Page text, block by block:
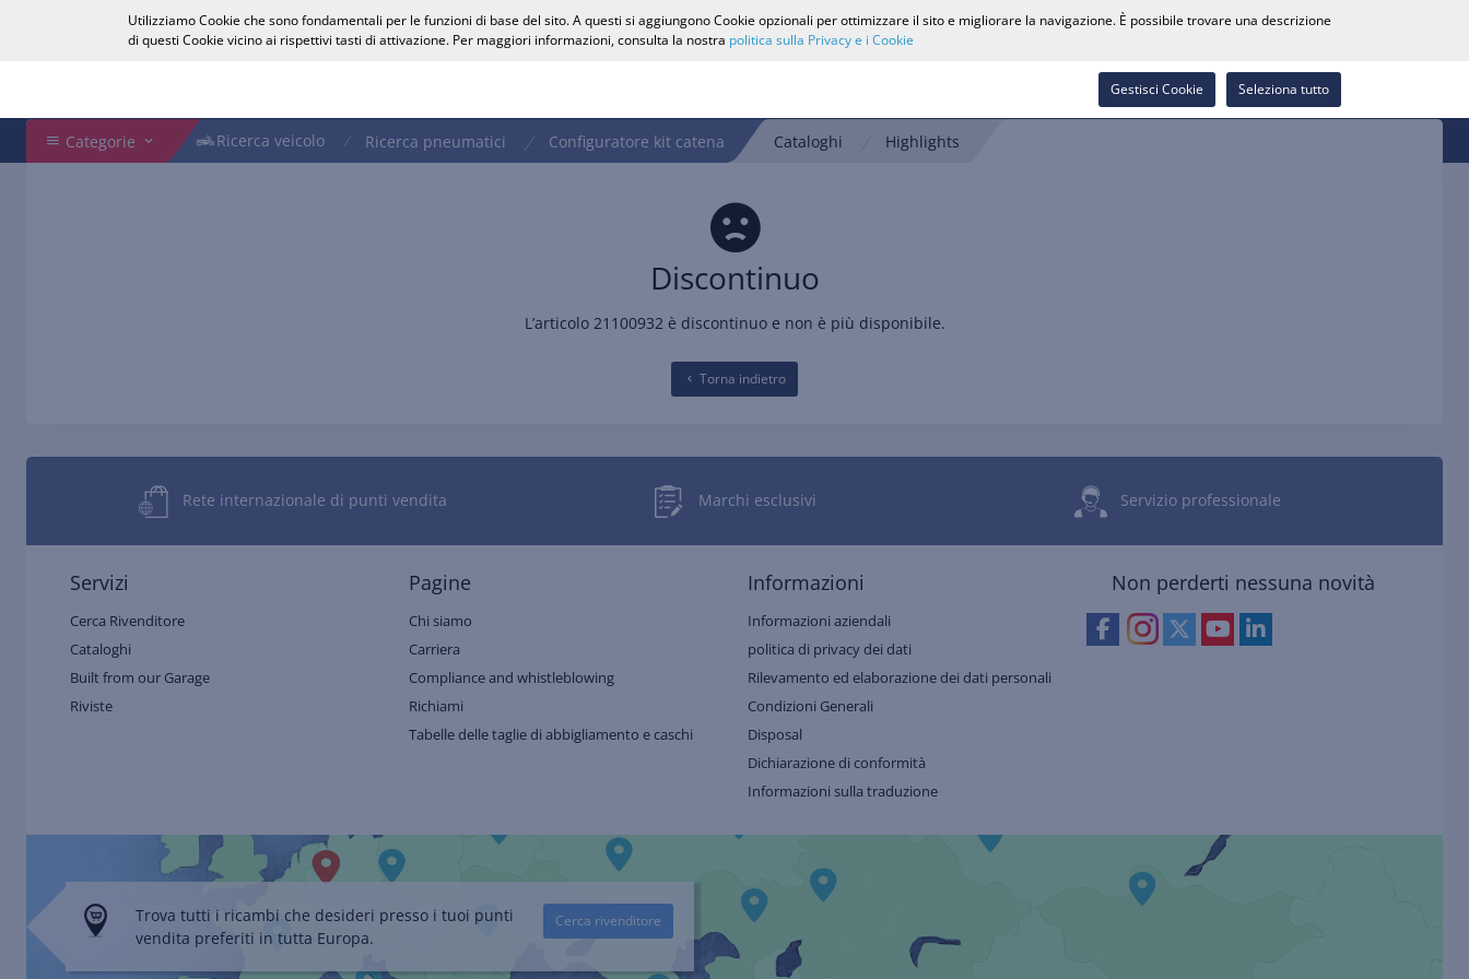
Cerca rivenditore Carriera Lista dei desideri
Categorie Ricerca veicolo Ricerca pneumatici Configuratore kit catena Cataloghi Highlights
Discontinuo
L’articolo 21100932 è discontinuo e non è più disponibile.
Torna indietro
Rete internazionale di punti vendita Marchi esclusivi Servizio professionale
Servizi
Cerca Rivenditore
Cataloghi
Built from our Garage
Riviste
Pagine
Chi siamo
Carriera
Compliance and whistleblowing
Richiami
Tabelle delle taglie di abbigliamento e caschi
Informazioni
Informazioni aziendali
politica di privacy dei dati
Rilevamento ed elaborazione dei dati personali
Condizioni Generali
Disposal
Dichiarazione di conformità
Informazioni sulla traduzione
Non perderti nessuna novità
Trova tutti i ricambi che desideri presso i tuoi punti
vendita preferiti in tutta Europa.
Cerca rivenditore
Utilizziamo Cookie che sono fondamentali per le funzioni di base del sito. A questi si aggiungono Cookie opzionali per ottimizzare il sito e migliorare la navigazione. È possibile trovare una descrizione
di questi Cookie vicino ai rispettivi tasti di attivazione. Per maggiori informazioni, consulta la nostra politica sulla Privacy e i Cookie
Seleziona tutto
Gestisci Cookie